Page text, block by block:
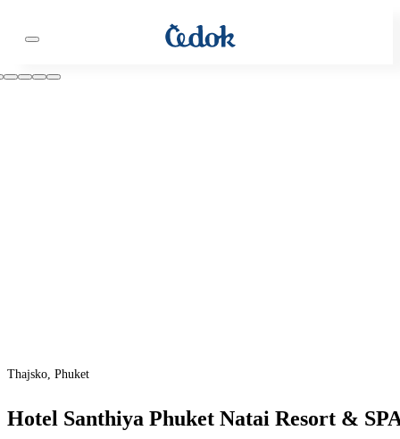
Thajsko, Phuket
Hotel Santhiya Phuket Natai Resort &